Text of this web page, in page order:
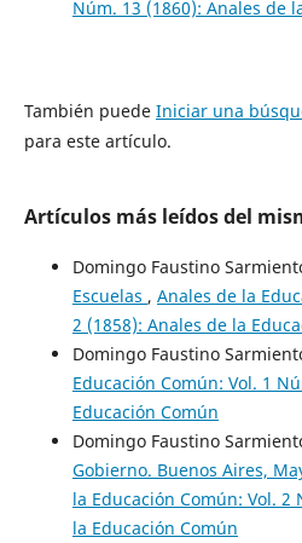
Núm. 13 (1860): Anales de
También puede Iniciar una
para este artículo.
Artículos más leídos del
Domingo Faustino
Escuelas , Anales de la
2 (1858): Anales de la
Domingo Faustino
Educación Común: Vol. 1
Educación Común
Domingo Faustino
Gobierno. Buenos Aires,
la Educación Común: Vol. 2
la Educación Común